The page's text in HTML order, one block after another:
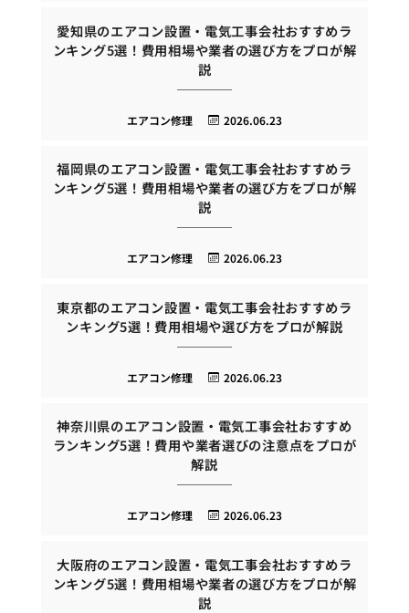
愛知県のエアコン設置・電気工事会社おすすめラ
ンキング5選！費用相場や業者の選び方をプロが解
説
2026.06.23
エアコン修理
福岡県のエアコン設置・電気工事会社おすすめラ
ンキング5選！費用相場や業者の選び方をプロが解
説
2026.06.23
エアコン修理
東京都のエアコン設置・電気工事会社おすすめラ
ンキング5選！費用相場や選び方をプロが解説
2026.06.23
エアコン修理
神奈川県のエアコン設置・電気工事会社おすすめ
ランキング5選！費用や業者選びの注意点をプロが
解説
2026.06.23
エアコン修理
大阪府のエアコン設置・電気工事会社おすすめラ
ンキング5選！費用相場や業者の選び方をプロが解
説